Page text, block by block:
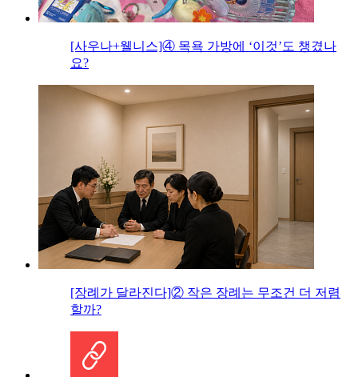
[사우나+웰니스]④ 목욕 가방에 ‘이것’도 챙겼나
요?
[장례가 달라진다]② 작은 장례는 무조건 더 저렴
할까?